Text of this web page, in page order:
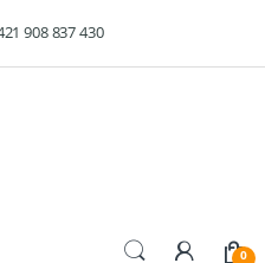
908 837 430
0